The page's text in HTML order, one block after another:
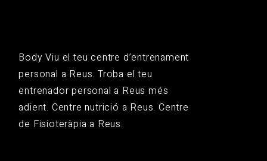
Body Viu el teu centre d’entrenament
personal a Reus. Troba el teu
entrenador personal a Reus més
adient. Centre nutrició a Reus. Centre
de Fisioteràpia a Reus.